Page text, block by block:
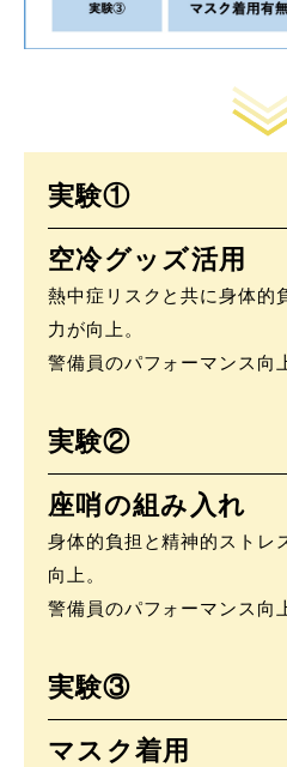
実験①
空冷グッズ活用
熱中症リスクと共に身体的
力が向上。
警備員のパフォーマンス向
実験②
座哨の組み入れ
身体的負担と精神的ストレ
向上。
警備員のパフォーマンス向
実験③
マスク着用